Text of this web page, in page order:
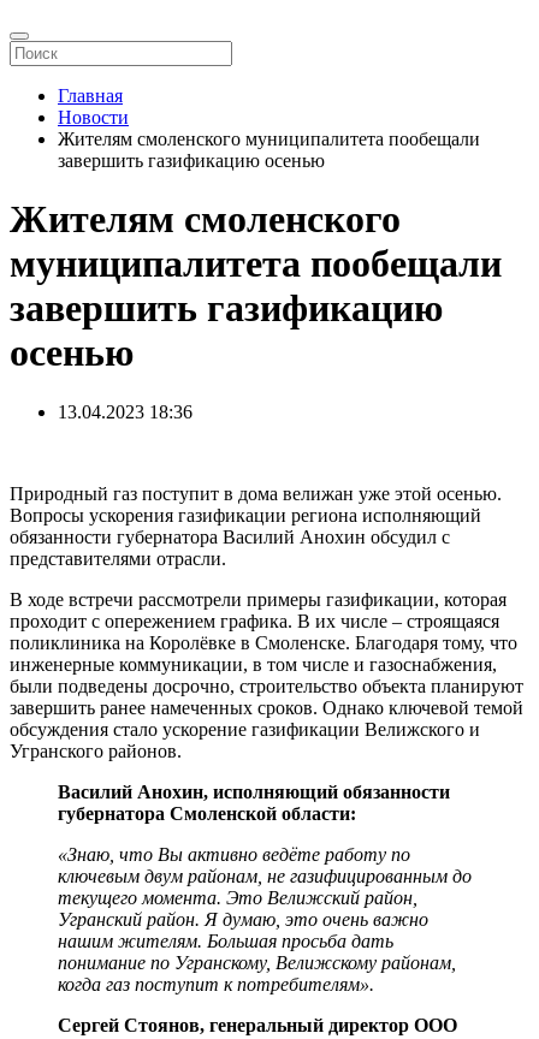
Главная
Новости
Жителям смоленского муниципалитета пообещали
завершить газификацию осенью
Жителям смоленского
муниципалитета пообещали
завершить газификацию
осенью
13.04.2023 18:36
Природный газ поступит в дома велижан уже этой осенью.
Вопросы ускорения газификации региона исполняющий
обязанности губернатора Василий Анохин обсудил с
представителями отрасли.
В ходе встречи рассмотрели примеры газификации, которая
проходит с опережением графика. В их числе – строящаяся
поликлиника на Королёвке в Смоленске. Благодаря тому, что
инженерные коммуникации, в том числе и газоснабжения,
были подведены досрочно, строительство объекта планируют
завершить ранее намеченных сроков. Однако ключевой темой
обсуждения стало ускорение газификации Велижского и
Угранского районов.
Василий Анохин, исполняющий обязанности
губернатора Смоленской области:
«Знаю, что Вы активно ведёте работу по
ключевым двум районам, не газифицированным до
текущего момента. Это Велижский район,
Угранский район. Я думаю, это очень важно
нашим жителям. Большая просьба дать
понимание по Угранскому, Велижскому районам,
когда газ поступит к потребителям».
Сергей Стоянов, генеральный директор ООО